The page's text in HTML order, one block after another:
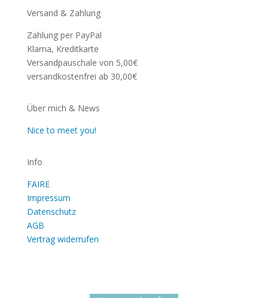
Versand & Zahlung
Zahlung per PayPal
Klarna, Kreditkarte
Versandpauschale von 5,00€
versandkostenfrei ab 30,00€
Über mich & News
Nice to meet you!
Info
FAIRE
Impressum
Datenschutz
AGB
Vertrag widerrufen